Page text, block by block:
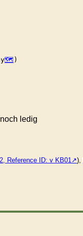
)
ledig
Reference ID: v KB01 ),